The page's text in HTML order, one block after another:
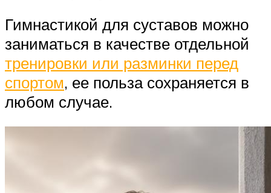
Гимнастикой для суставов можно
заниматься в качестве отдельной
тренировки или разминки перед
спортом, ее польза сохраняется в
любом случае.